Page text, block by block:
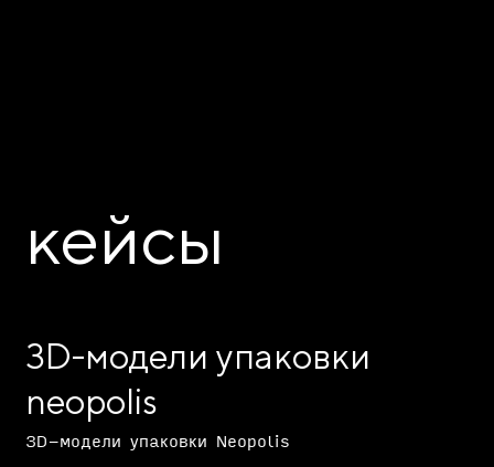
кейсы
3D-модели упаковки
neopolis
3D-модели упаковки Neopolis